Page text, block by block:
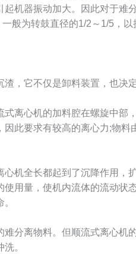
机器振动加大。因此对于难
般为转鼓直径的1/2～1/5，以
，它不仅是卸料装置，也决
离心机的加料腔在螺旋中部
此要求有较高的离心力;物
机全长都起到了沉降作用，
用量，使机内流体的流动状
分离物料。但顺流式离心机
。